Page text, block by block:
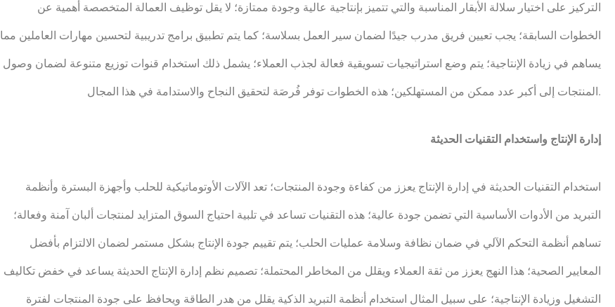
التركيز على اختيار سلالة الأبقار المناسبة والتي تتميز بإنتاجية عالية وجودة ممتازة؛ لا يقل توظيف العمالة المتخصصة أهمية عن
الخطوات السابقة؛ يجب تعيين فريق مدرب جيدًا لضمان سير العمل بسلاسة؛ كما يتم تطبيق برامج تدريبية لتحسين مهارات العاملين مما
يساهم في زيادة الإنتاجية؛ يتم وضع استراتيجيات تسويقية فعالة لجذب العملاء؛ يشمل ذلك استخدام قنوات توزيع متنوعة لضمان وصول
المنتجات إلى أكبر عدد ممكن من المستهلكين؛ هذه الخطوات توفر فُرصَة لتحقيق النجاح والاستدامة في هذا المجال.
إدارة الإنتاج واستخدام التقنيات الحديثة
استخدام التقنيات الحديثة في إدارة الإنتاج يعزز من كفاءة وجودة المنتجات؛ تعد الآلات الأوتوماتيكية للحلب وأجهزة البسترة وأنظمة
التبريد من الأدوات الأساسية التي تضمن جودة عالية؛ هذه التقنيات تساعد في تلبية احتياج السوق المتزايد لمنتجات ألبان آمنة وفعالة؛
تساهم أنظمة التحكم الآلي في ضمان نظافة وسلامة عمليات الحلب؛ يتم تقييم جودة الإنتاج بشكل مستمر لضمان الالتزام بأفضل
المعايير الصحية؛ هذا النهج يعزز من ثقة العملاء ويقلل من المخاطر المحتملة؛ تصميم نظم إدارة الإنتاج الحديثة يساعد في خفض تكاليف
التشغيل وزيادة الإنتاجية؛ على سبيل المثال استخدام أنظمة التبريد الذكية يقلل من هدر الطاقة ويحافظ على جودة المنتجات لفترة